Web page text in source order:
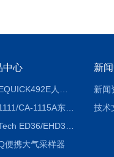
中心
CA-1111/CA-1115A东京理化EYELA CA-1111/CA-1115A冷却水循环装置
便携大气采样器
新
新闻
技术